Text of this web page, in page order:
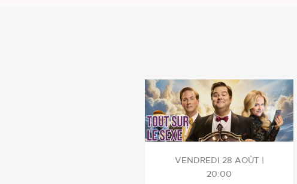
VENDREDI 28 AOÛT |
20:00